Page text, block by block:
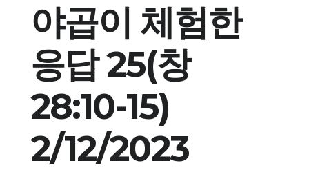
야곱이 체험한
응답 25(창
28:10-15)
2/12/2023